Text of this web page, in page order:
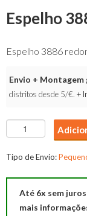
Espelho
Espelho 3886
Envio + Montagem
distritos desde 5/€. +
Quantidade
de
Espelho
Tipo de Envio:
Até 6x sem
mais